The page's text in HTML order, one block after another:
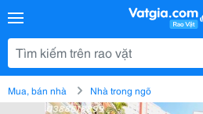
Mua, bán nhà Nhà trong ngõ